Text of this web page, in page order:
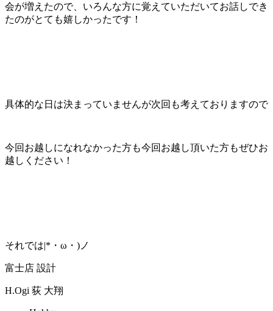
会が増えたので、いろんな方に覚えていただいてお話しでき
たのがとても嬉しかったです！
具体的な日は決まっていませんが次回も考えておりますので
今回お越しになれなかった方も今回お越し頂いた方もぜひお
越しください！
それでは|*・ω・)ノ
富士店 設計
H.Ogi 荻 大翔